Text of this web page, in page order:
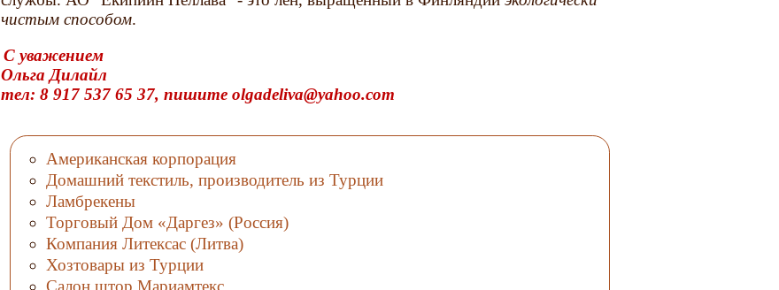
чистым способом.
С уважением
Ольга Дилайл
тел: 8 917 537 65 37, пишите olgadeliva@yahoo.com
Американская корпорация
Домашний текстиль, производитель из Турции
Ламбрекены
Торговый Дом «Даргез» (Россия)
Компания Литексас (Литва)
Хозтовары из Турции
Салон штор Мариамтекс